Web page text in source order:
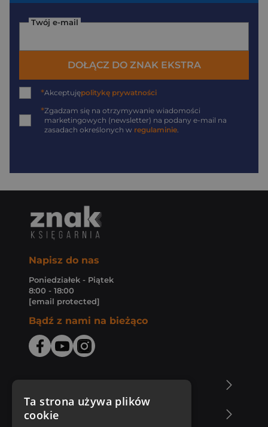
Twój e-mail
DOŁĄCZ DO ZNAK EKSTRA
*Akceptujępolitykę prywatności
*Zgadzam się na otrzymywanie wiadomości
marketingowych (newsletter) na podany e-mail na
zasadach określonych w regulaminie.
Napisz do nas
Poniedziałek - Piątek
8:00 - 18:00
[email protected]
Bądź z nami na bieżąco
Zakupy u nas
Ta strona używa plików
cookie